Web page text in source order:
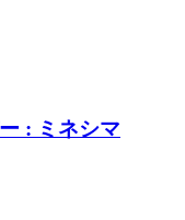
: ミネシマ